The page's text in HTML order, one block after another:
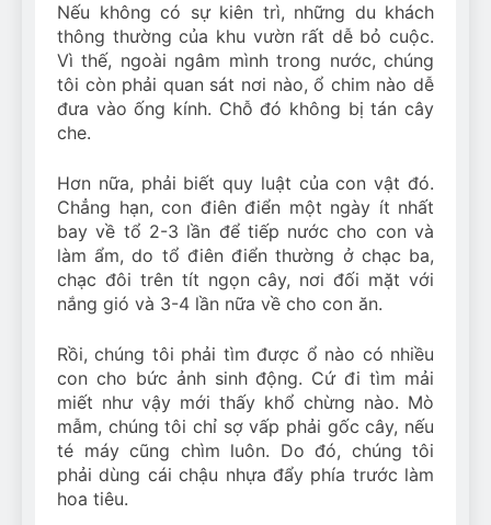
Nếu không có sự kiên trì, những du khách
thông thường của khu vườn rất dễ bỏ cuộc.
Vì thế, ngoài ngâm mình trong nước, chúng
tôi còn phải quan sát nơi nào, ổ chim nào dễ
đưa vào ống kính. Chỗ đó không bị tán cây
che.
Hơn nữa, phải biết quy luật của con vật đó.
Chẳng hạn, con điên điển một ngày ít nhất
bay về tổ 2-3 lần để tiếp nước cho con và
làm ẩm, do tổ điên điển thường ở chạc ba,
chạc đôi trên tít ngọn cây, nơi đối mặt với
nắng gió và 3-4 lần nữa về cho con ăn.
Rồi, chúng tôi phải tìm được ổ nào có nhiều
con cho bức ảnh sinh động. Cứ đi tìm mải
miết như vậy mới thấy khổ chừng nào. Mò
mẫm, chúng tôi chỉ sợ vấp phải gốc cây, nếu
té máy cũng chìm luôn. Do đó, chúng tôi
phải dùng cái chậu nhựa đẩy phía trước làm
hoa tiêu.